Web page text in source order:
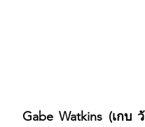
Gabe Watkins (เกบ